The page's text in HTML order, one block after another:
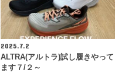
2025.7.2
ALTRA(アルトラ)試し履きやって
ます７/２～